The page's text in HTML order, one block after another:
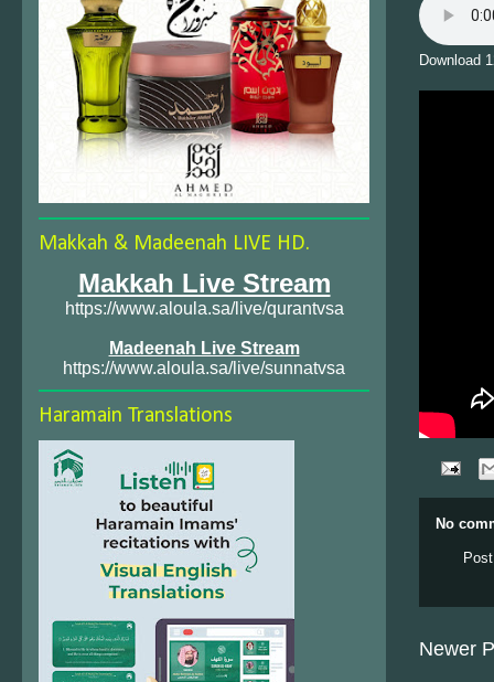
Download
No
Newer
Makkah & Madeenah LIVE HD.
Makkah Live Stream
https://www.aloula.sa/live/qurantvsa
Madeenah Live Stream
https://www.aloula.sa/live/sunnatvsa
Haramain Translations